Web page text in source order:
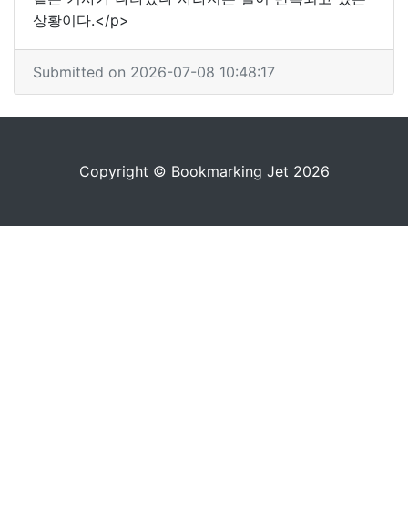
상황이다.</p>
Submitted on 2026-07-08 10:48:17
Copyright © Bookmarking Jet 2026